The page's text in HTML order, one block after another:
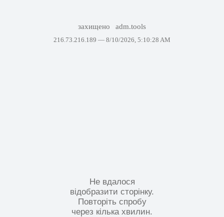
захищено adm.tools
216.73.216.189 — 8/10/2026, 5:10:28 AM
Не вдалося
відобразити сторінку.
Повторіть спробу
через кілька хвилин.